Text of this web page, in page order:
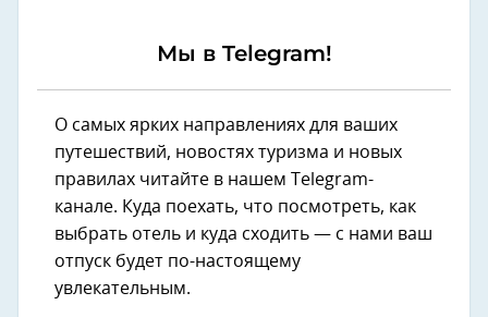
Мы в Telegram!
О самых ярких направлениях для ваших
путешествий, новостях туризма и новых
правилах читайте в нашем Telegram-
канале. Куда поехать, что посмотреть, как
выбрать отель и куда сходить — с нами ваш
отпуск будет по-настоящему
увлекательным.